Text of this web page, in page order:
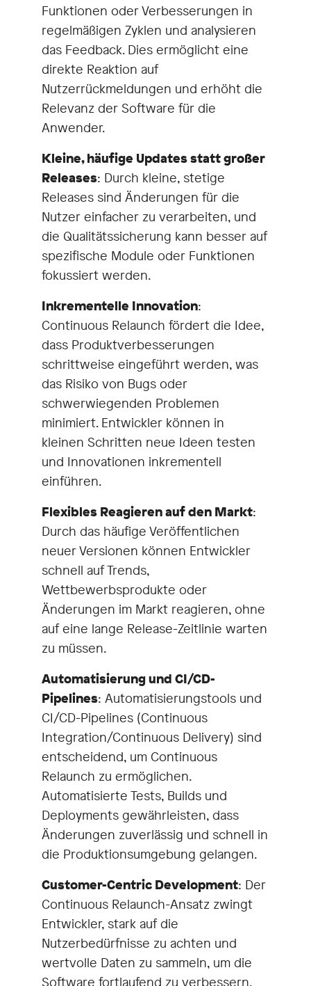
Funktionen oder Verbesserungen in
regelmäßigen Zyklen und analysieren
das Feedback. Dies ermöglicht eine
direkte Reaktion auf
Nutzerrückmeldungen und erhöht die
Relevanz der Software für die
Anwender.
Kleine, häufige Updates statt großer
Releases: Durch kleine, stetige
Releases sind Änderungen für die
Nutzer einfacher zu verarbeiten, und
die Qualitätssicherung kann besser auf
spezifische Module oder Funktionen
fokussiert werden.
Inkrementelle Innovation:
Continuous Relaunch fördert die Idee,
dass Produktverbesserungen
schrittweise eingeführt werden, was
das Risiko von Bugs oder
schwerwiegenden Problemen
minimiert. Entwickler können in
kleinen Schritten neue Ideen testen
und Innovationen inkrementell
einführen.
Flexibles Reagieren auf den Markt:
Durch das häufige Veröffentlichen
neuer Versionen können Entwickler
schnell auf Trends,
Wettbewerbsprodukte oder
Änderungen im Markt reagieren, ohne
auf eine lange Release-Zeitlinie warten
zu müssen.
Automatisierung und CI/CD-
Pipelines: Automatisierungstools und
CI/CD-Pipelines (Continuous
Integration/Continuous Delivery) sind
entscheidend, um Continuous
Relaunch zu ermöglichen.
Automatisierte Tests, Builds und
Deployments gewährleisten, dass
Änderungen zuverlässig und schnell in
die Produktionsumgebung gelangen.
Customer-Centric Development: Der
Continuous Relaunch-Ansatz zwingt
Entwickler, stark auf die
Nutzerbedürfnisse zu achten und
wertvolle Daten zu sammeln, um die
Software fortlaufend zu verbessern.